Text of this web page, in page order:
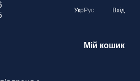
УкрРус Вхід
Мій кошик